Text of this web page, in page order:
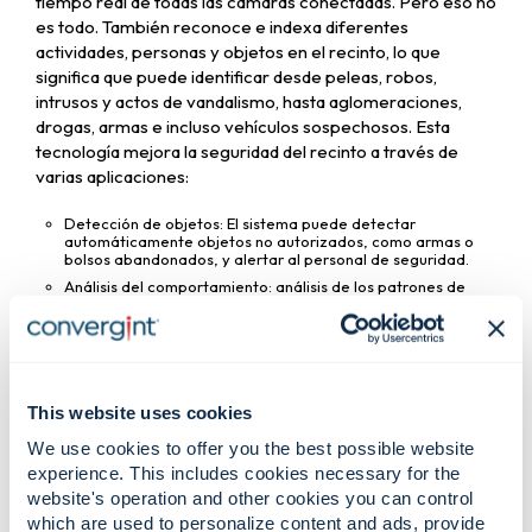
This website uses cookies
We use cookies to offer you the best possible website
experience. This includes cookies necessary for the
website's operation and other cookies you can control
which are used to personalize content and ads, provide
es todo. También reconoce e indexa diferentes
actividades, personas y objetos en el recinto, lo que
significa que puede identificar desde peleas, robos,
intrusos y actos de vandalismo, hasta aglomeraciones,
drogas, armas e incluso vehículos sospechosos. Esta
tecnología mejora la seguridad del recinto a través de
varias aplicaciones:
Detección de objetos: El sistema puede detectar
automáticamente objetos no autorizados, como armas o
bolsos abandonados, y alertar al personal de seguridad.
Análisis del comportamiento: análisis de los patrones de
sospechosos, con el fin de prevenir posibles incidentes
antes de que se agraven.
suponer una amenaza para la seguridad.
virtuales que activan alarmas si se cruzan, lo que ayuda a
proteger las zonas sensibles contra el acceso no
autorizado.
Gestión de multitudes: gestión de grandes grupos de